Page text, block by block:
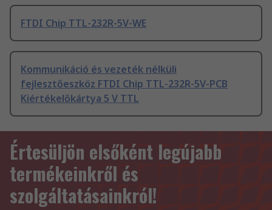
FTDI Chip TTL-232R-5V-WE
Kommunikáció és vezeték nélküli
fejlesztőeszköz FTDI Chip TTL-232R-5V-PCB
Kiértékelőkártya 5 V TTL
Értesüljön elsőként legújabb
termékeinkről és
szolgáltatásainkról!